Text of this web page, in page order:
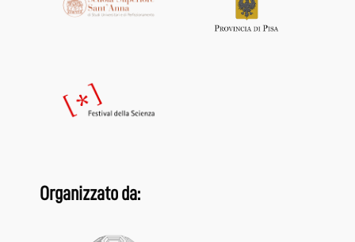
Organizzato da: